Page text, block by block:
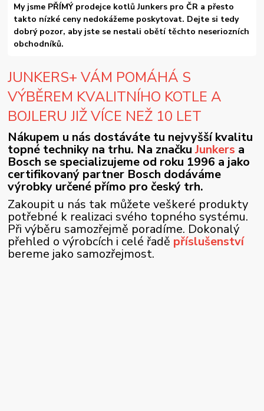
My jsme PŘÍMÝ prodejce kotlů Junkers pro ČR a přesto
takto nízké ceny nedokážeme poskytovat. Dejte si tedy
dobrý pozor, aby jste se nestali obětí těchto neseriozních
obchodníků.
JUNKERS+ VÁM POMÁHÁ S
VÝBĚREM KVALITNÍHO KOTLE A
BOJLERU JIŽ VÍCE NEŽ 10 LET
Nákupem u nás dostáváte tu nejvyšší kvalitu
topné techniky na trhu. Na značkuJunkers a
Bosch se specializujeme od roku 1996 a jako
certifikovaný partner Bosch dodáváme
výrobky určené přímo pro český trh.
Zakoupit u nás tak můžete veškeré produkty
potřebné k realizaci svého topného systému.
Při výběru samozřejmě poradíme. Dokonalý
přehled o výrobcích i celé řadě příslušenství
bereme jako samozřejmost.